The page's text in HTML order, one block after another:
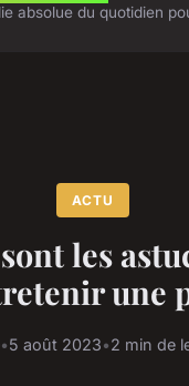
absolue du quotidien
ACTU
les
une
•5 août 2023•2 min de